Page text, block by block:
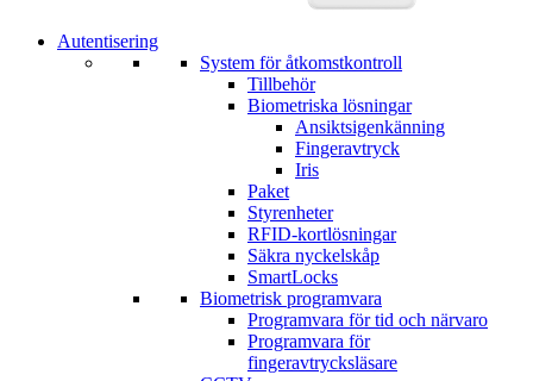
Autentisering
System för åtkomstkontroll
Tillbehör
Biometriska lösningar
Ansiktsigenkänning
Fingeravtryck
Iris
Paket
Styrenheter
RFID-kortlösningar
Säkra nyckelskåp
SmartLocks
Biometrisk programvara
Programvara för tid och närvaro
Programvara för
fingeravtrycksläsare